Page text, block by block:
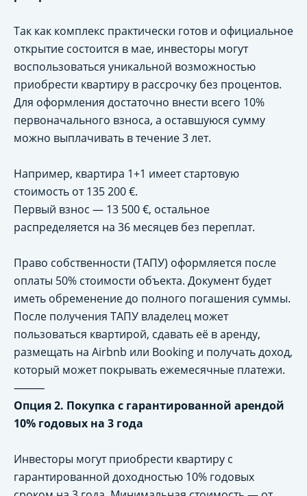
Так как комплекс практически готов и официальное
открытие состоится в мае, инвесторы могут
воспользоваться уникальной возможностью
приобрести квартиру в рассрочку без процентов.
Для оформления достаточно внести всего 10%
первоначального взноса, а оставшуюся сумму
можно выплачивать в течение 3 лет.
Например, квартира 1+1 имеет стартовую
стоимость от 135 200 €.
Первый взнос — 13 500 €, остальное
распределяется на 36 месяцев без переплат.
Право собственности (ТАПУ) оформляется после
оплаты 50% стоимости объекта. Документ будет
иметь обременение до полного погашения суммы.
После получения ТАПУ владелец может
пользоваться квартирой, сдавать её в аренду,
размещать на Airbnb или Booking и получать доход,
который может покрывать ежемесячные платежи.
⸻
Опция 2. Покупка с гарантированной арендой
10% годовых на 3 года
Инвесторы могут приобрести квартиру с
гарантированной доходностью 10% годовых